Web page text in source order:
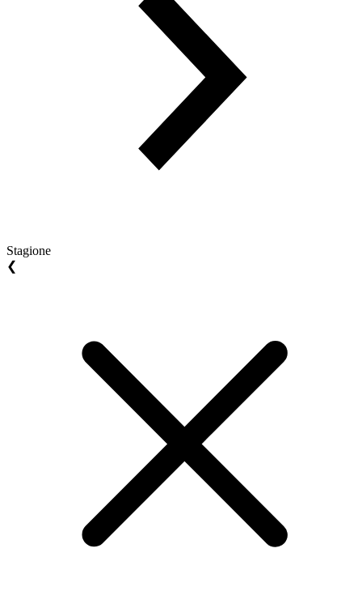
Stagione
❮